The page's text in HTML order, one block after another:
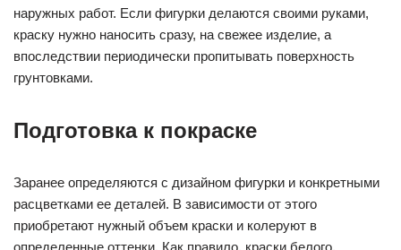
наружных работ. Если фигурки делаются своими руками,
краску нужно наносить сразу, на свежее изделие, а
впоследствии периодически пропитывать поверхность
грунтовками.
Подготовка к покраске
Заранее определяются с дизайном фигурки и конкретными
расцветками ее деталей. В зависимости от этого
приобретают нужный объем краски и колеруют в
определенные оттенки. Как правило, краски белого,